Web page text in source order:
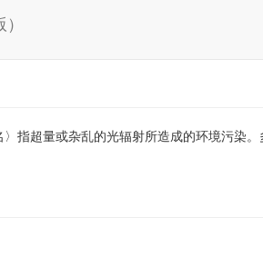
〉指超量或杂乱的光辐射所造成的环境污染